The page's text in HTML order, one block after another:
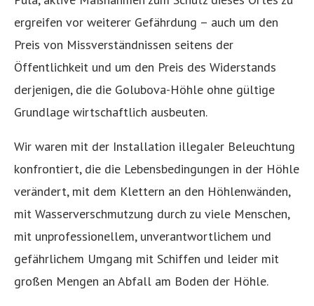
ergreifen vor weiterer Gefährdung – auch um den
Preis von Missverständnissen seitens der
Öffentlichkeit und um den Preis des Widerstands
derjenigen, die die Golubova-Höhle ohne gültige
Grundlage wirtschaftlich ausbeuten.
Wir waren mit der Installation illegaler Beleuchtung
konfrontiert, die die Lebensbedingungen in der Höhle
verändert, mit dem Klettern an den Höhlenwänden,
mit Wasserverschmutzung durch zu viele Menschen,
mit unprofessionellem, unverantwortlichem und
gefährlichem Umgang mit Schiffen und leider mit
großen Mengen an Abfall am Boden der Höhle.